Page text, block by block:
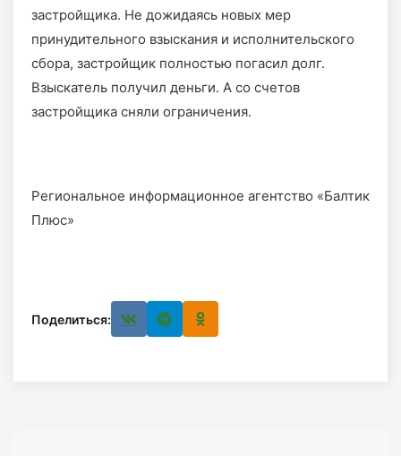
застройщика. Не дожидаясь новых мер
принудительного взыскания и исполнительского
сбора, застройщик полностью погасил долг.
Взыскатель получил деньги. А со счетов
застройщика сняли ограничения.
Региональное информационное агентство «Балтик
Плюс»
Поделиться: